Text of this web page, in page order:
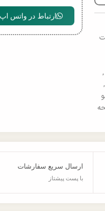
,
,
ارتباط در واتس اپ
ارسال سریع سفارشات
با پست پیشتاز